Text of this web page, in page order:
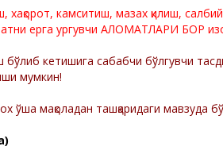
хақорот, камситиш, мазах қилиш,
ерга ургувчи АЛОМАТЛАРИ БОР
кетишига сабабчи бўлгувчи
мумкин!
ўша мақоладан ташқаридаги мавзуда